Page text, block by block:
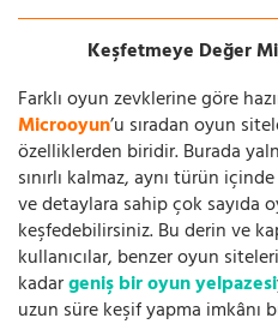
Keşfetmeye Değer
Farklı oyun zevklerine göre
Microoyun’u sıradan oyun
özelliklerden biridir. Burada
sınırlı kalmaz, aynı türün
ve detaylara sahip çok sayıda
keşfedebilirsiniz. Bu derin ve
kullanıcılar, benzer oyun
kadargeniş bir oyun yelpazesi
uzun süre keşif yapma imkânı